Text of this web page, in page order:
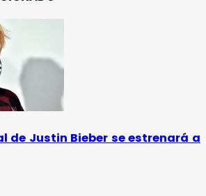
de Justin Bieber se estrenará a